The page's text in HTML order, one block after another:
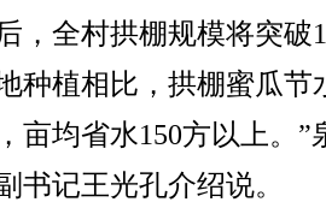
，全村拱棚规模将突破
种植相比，拱棚蜜瓜节
亩均省水150方以上。”
书记王光孔介绍说。